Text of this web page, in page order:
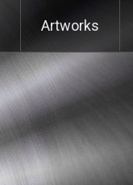
Artworks